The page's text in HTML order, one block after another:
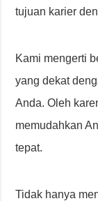
tujuan karier
Kami mengerti
yang dekat
Anda. Oleh
memudahkan
tepat.
Tidak hanya